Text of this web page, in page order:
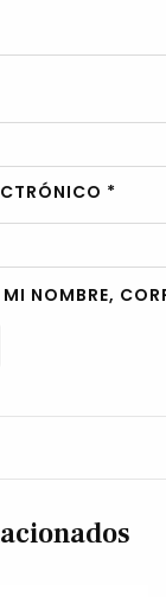
*
NOMBRE,